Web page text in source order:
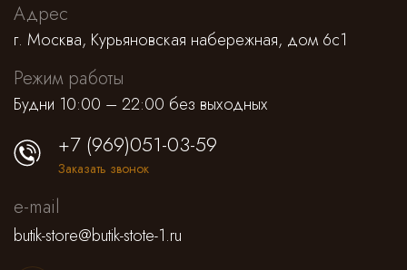
Адрес
г. Москва, Курьяновская набережная, дом 6с1
Режим работы
Будни 10:00 – 22:00 без выходных
+7 (969)051-03-59
Заказать звонок
e-mail
butik-store@butik-stote-1.ru